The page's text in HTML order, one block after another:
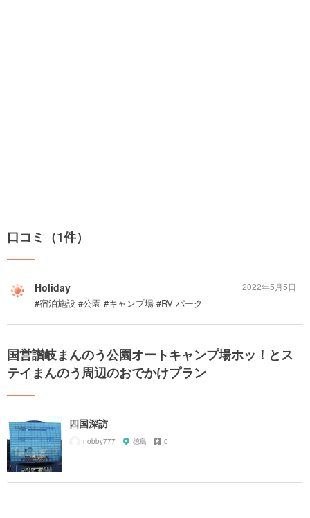
口コミ（1件）
Holiday
#宿泊施設 #公園 #キャンプ場 #RV パーク
2022年5月5日
国営讃岐まんのう公園オートキャンプ場ホッ！とス
テイまんのう周辺のおでかけプラン
四国深訪
nobby777 徳島 0